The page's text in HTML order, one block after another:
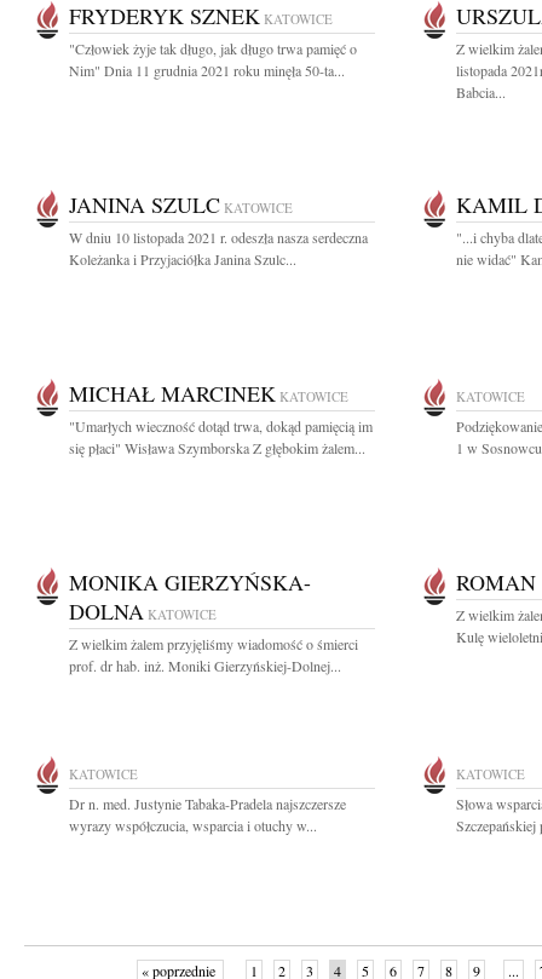
FRYDERYK SZNEK KATOWICE
"Człowiek żyje tak długo, jak długo trwa pamięć o
Nim" Dnia 11 grudnia 2021 roku minęła 50-ta...
Z wielkim
listopada
Babcia...
JANINA SZULC KATOWICE
W dniu 10 listopada 2021 r. odeszła nasza serdeczna
Koleżanka i Przyjaciółka Janina Szulc...
KAMIL
"...i chyba
nie widać"
MICHAŁ MARCINEK KATOWICE
"Umarłych wieczność dotąd trwa, dokąd pamięcią im
się płaci" Wisława Szymborska Z głębokim żalem...
KATOWICE
1 w
MONIKA GIERZYŃSKA-
DOLNA KATOWICE
Z wielkim żalem przyjęliśmy wiadomość o śmierci
prof. dr hab. inż. Moniki Gierzyńskiej-Dolnej...
Z wielkim
Kulę
KATOWICE
Dr n. med. Justynie Tabaka-Pradela najszczersze
wyrazy współczucia, wsparcia i otuchy w...
KATOWICE
Słowa
« poprzednie 1 2 3 4 5 6 7 8 9 ...